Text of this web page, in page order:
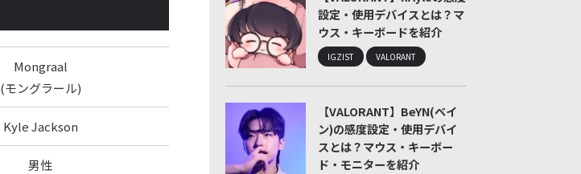
Mongraal
(モングラール)
Kyle Jackson
男性
設定・使用デバイスとは？マ
ウス・キーボードを紹介
IGZIST VALORANT
【VALORANT】BeYN(ベイ
ン)の感度設定・使用デバイ
スとは？マウス・キーボー
ド・モニターを紹介